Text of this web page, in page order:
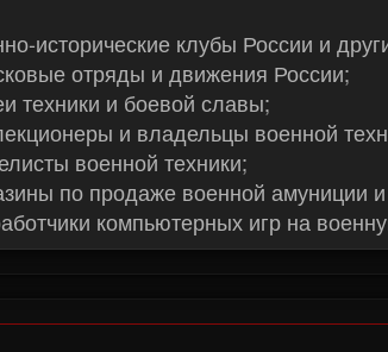
исторические клубы России и
отряды и движения России;
техники и боевой славы;
и владельцы военной
военной техники;
по продаже военной амуниции
компьютерных игр на